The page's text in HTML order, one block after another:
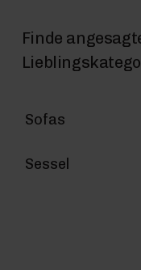
Finde
Sofas
Sessel